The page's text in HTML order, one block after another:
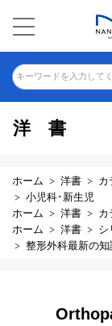
キーワードを入力して
洋書
ホーム 洋書 カ
小児科･新生児
ホーム
洋書 カ
ホーム
洋書 シ
整形外科最新の